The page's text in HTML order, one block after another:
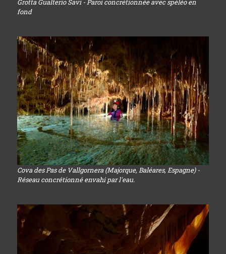
Grotta Gualterio Savi - Paroi concrétionnée avec spéléo en
fond
Cova des Pas de Vallgornera (Majorque, Baléares, Espagne) -
Réseau concrétionné envahi par l'eau.